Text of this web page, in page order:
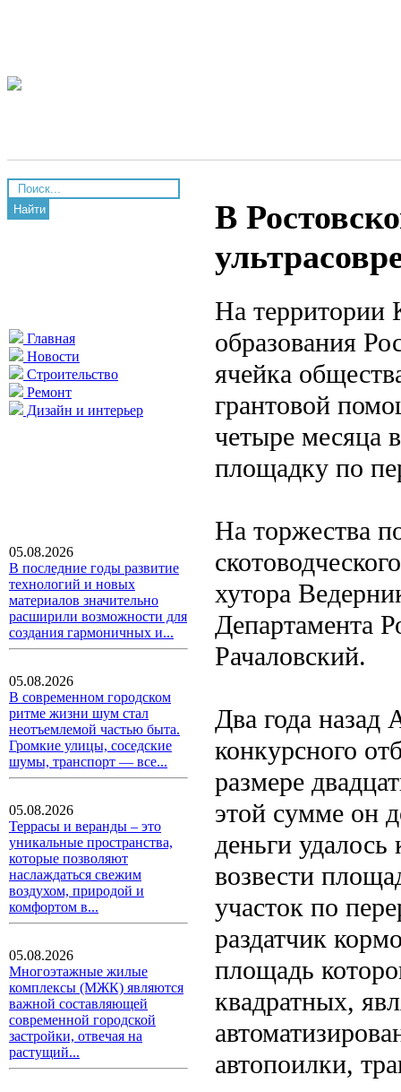
Найти
Главная
Новости
Строительство
Ремонт
Дизайн и интерьер
05.08.2026
В последние годы развитие
технологий и новых
материалов значительно
расширили возможности для
создания гармоничных и...
05.08.2026
В современном городском
ритме жизни шум стал
неотъемлемой частью быта.
Громкие улицы, соседские
шумы, транспорт — все...
05.08.2026
Террасы и веранды – это
уникальные пространства,
которые позволяют
наслаждаться свежим
воздухом, природой и
комфортом в...
05.08.2026
Многоэтажные жилые
комплексы (МЖК) являются
важной составляющей
современной городской
застройки, отвечая на
растущий...
В
На территории
образования
ячейка
грантовой
четыре месяца
площадку по
На торжества
хутора
Департамента
Рачаловский.
Два года назад
конкурсного
размере
этой сумме он
деньги
возвести
участок по
раздатчик
площадь
квадратных,
автопоилки,